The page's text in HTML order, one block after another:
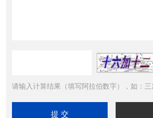
请输入计算结果（填写阿拉伯数字），如：三